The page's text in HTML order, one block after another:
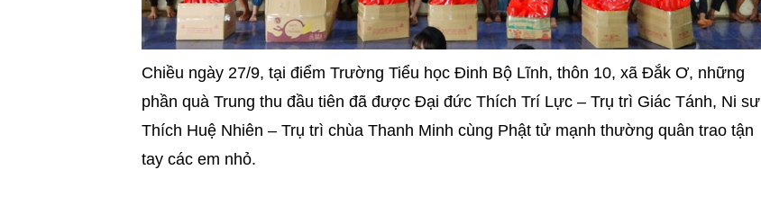
Chiều ngày 27/9, tại điểm Trường Tiểu học Đinh Bộ Lĩnh, thôn 10, xã Đắk Ơ, những
phần quà Trung thu đầu tiên đã được Đại đức Thích Trí Lực – Trụ trì Giác Tánh, Ni sư
Thích Huệ Nhiên – Trụ trì chùa Thanh Minh cùng Phật tử mạnh thường quân trao tận
tay các em nhỏ.